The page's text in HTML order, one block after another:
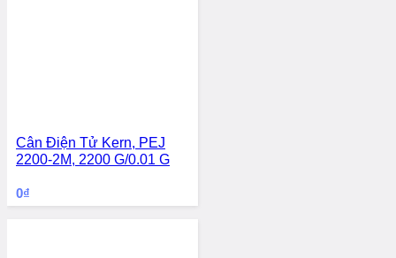
Cân Điện Tử Kern, PEJ
2200-2M, 2200 G/0.01 G
0₫